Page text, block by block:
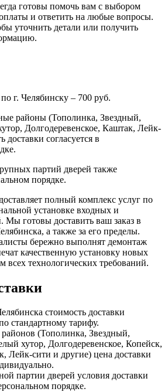
готовы помочь вам с выбором
и ответить на любые вопросы.
уточнить детали или получить
г. Челябинску – 700 руб.
районы (Тополинка, Звездный,
Долгодеревенское, Каштак, Лейк-
доставки согласуется в
партий дверей также
порядке.
полный комплекс услуг по
установке входных и
Мы готовы доставить ваш заказ в
а также за его пределы.
бережно выполнят демонтаж
качественную установку новых
всех технологических требований.
стоимость доставки
стандартному тарифу.
(Тополинка, Звездный,
хутор, Долгодеревенское, Копейск,
Лейк-сити и другие) цена доставки
партии дверей условия доставки
порядке.